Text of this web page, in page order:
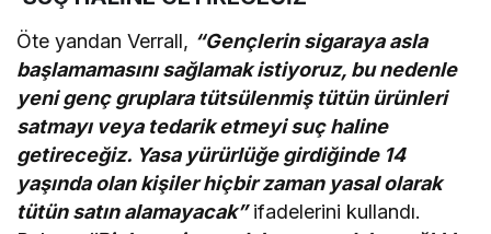
Öte yandan Verrall, “Gençlerin sigaraya asla
başlamamasını sağlamak istiyoruz, bu nedenle
yeni genç gruplara tütsülenmiş tütün ürünleri
satmayı veya tedarik etmeyi suç haline
getireceğiz. Yasa yürürlüğe girdiğinde 14
yaşında olan kişiler hiçbir zaman yasal olarak
tütün satın alamayacak”ifadelerini kullandı.